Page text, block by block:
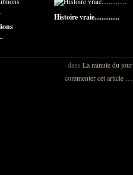
Histoire vraie..............
-dans La minute du jour
commenter cet article